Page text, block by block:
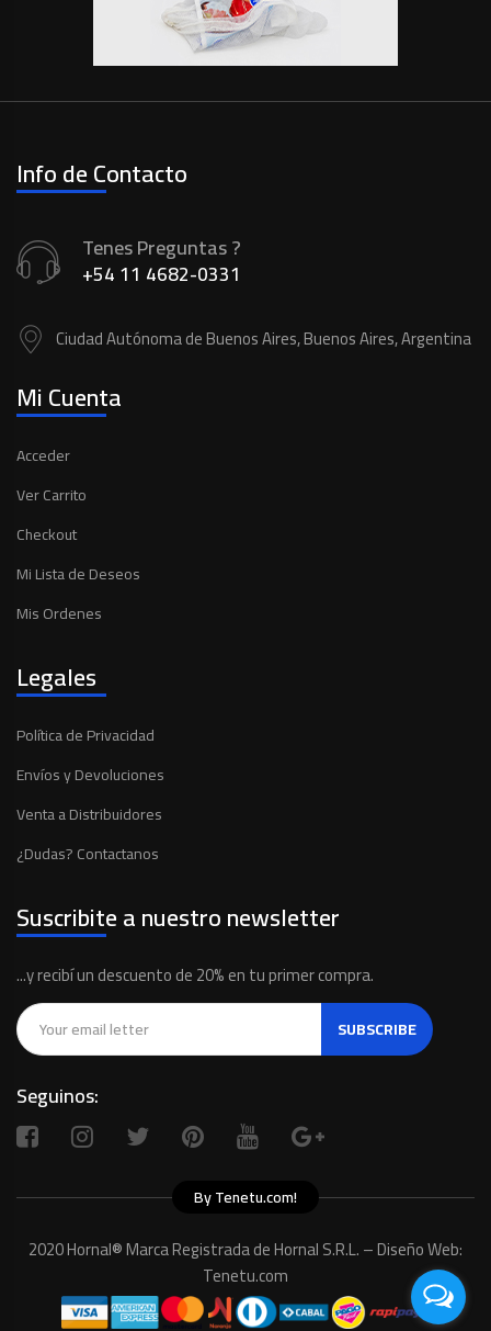
Info de Contacto
Tenes Preguntas ?
+54 11 4682-0331
Ciudad Autónoma de Buenos Aires, Buenos Aires, Argentina
Mi Cuenta
Acceder
Ver Carrito
Checkout
Mi Lista de Deseos
Mis Ordenes
Legales
Política de Privacidad
Envíos y Devoluciones
Venta a Distribuidores
¿Dudas? Contactanos
Suscribite a nuestro newsletter
...y recibí un descuento de 20% en tu primer compra.
SUBSCRIBE
Seguinos:
By Tenetu.com!
2020 Hornal® Marca Registrada de Hornal S.R.L. – Diseño Web:
Tenetu.com